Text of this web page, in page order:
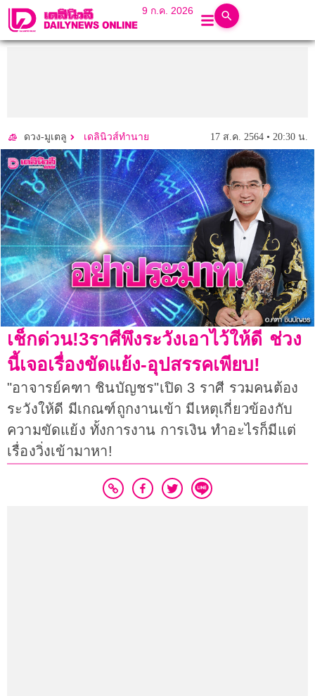
9 ก.ค. 2026
ดวง-มูเตลู เดลินิวส์ทำนาย 17 ส.ค. 2564 • 20:30 น.
เช็กด่วน!3ราศีพึงระวังเอาไว้ให้ดี ช่วง
นี้เจอเรื่องขัดแย้ง-อุปสรรคเพียบ!
"อาจารย์คฑา ชินบัญชร"เปิด 3 ราศี รวมคนต้อง
ระวังให้ดี มีเกณฑ์ถูกงานเข้า มีเหตุเกี่ยวข้องกับ
ความขัดแย้ง ทั้งการงาน การเงิน ทำอะไรก็มีแต่
เรื่องวิ่งเข้ามาหา!